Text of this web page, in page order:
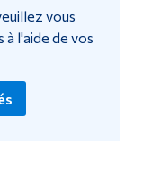
utiliser le
liées
vous
l'aide de vos